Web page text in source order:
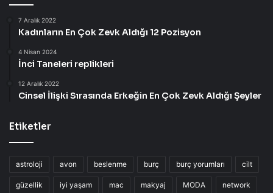
7 Aralık 2022
Kadınların En Çok Zevk Aldığı 12 Pozisyon
4 Nisan 2024
İnci Taneleri replikleri
12 Aralık 2022
Cinsel İlişki Sırasında Erkeğin En Çok Zevk Aldığı Şeyler
Etiketler
astroloji avon beslenme burç burç yorumları cilt
güzellik iyi yaşam mac makyaj MODA network